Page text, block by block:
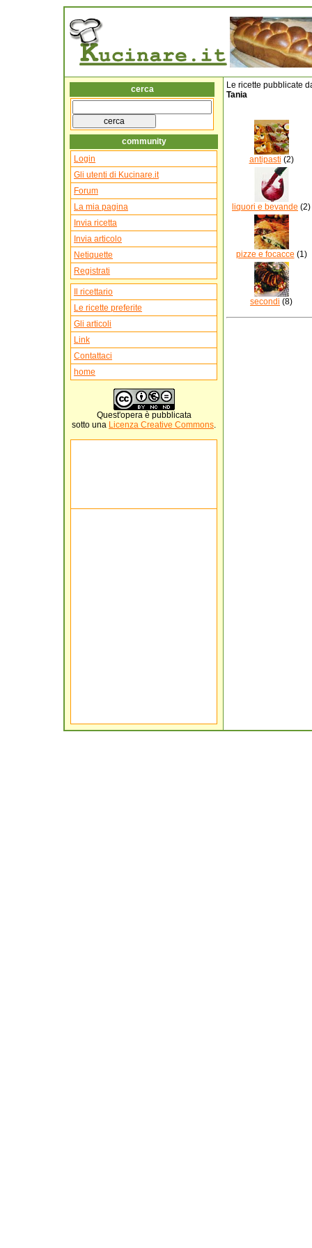
cerca
community
Login
Gli utenti di Kucinare.it
Forum
La mia pagina
Invia ricetta
Invia articolo
Netiquette
Registrati
Il ricettario
Le ricette preferite
Gli articoli
Link
Contattaci
home
Quest'operaè pubblicata
sotto una Licenza Creative Commons.
Le ricette pubblicate
Tania
antipasti (2)
liquori e bevande (2)
pizze e focacce (1)
secondi (8)